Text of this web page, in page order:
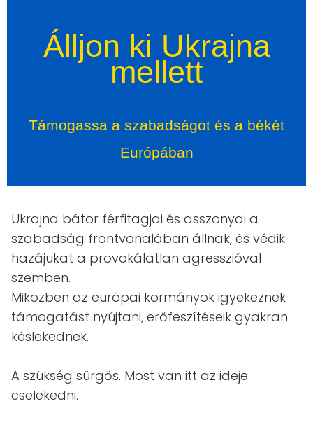
Álljon ki Ukrajna
mellett
Támogassa a szabadságot és a békét
Európában
Ukrajna bátor férfitagjai és asszonyai a
szabadság frontvonalában állnak, és védik
hazájukat a provokálatlan agresszióval
szemben.
Miközben az európai kormányok igyekeznek
támogatást nyújtani, erőfeszítéseik gyakran
késlekednek.
A szükség sürgős. Most van itt az ideje
cselekedni.